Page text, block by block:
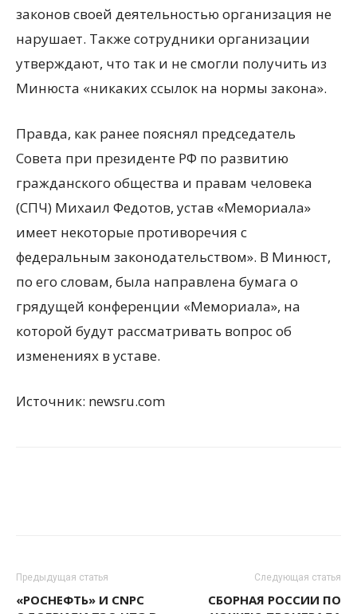
законов своей деятельностью организация не
нарушает. Также сотрудники организации
утверждают, что так и не смогли получить из
Минюста «никаких ссылок на нормы закона».
Правда, как ранее пояснял председатель
Совета при президенте РФ по развитию
гражданского общества и правам человека
(СПЧ) Михаил Федотов, устав «Мемориала»
имеет некоторые противоречия с
федеральным законодательством». В Минюст,
по его словам, была направлена бумага о
грядущей конференции «Мемориала», на
которой будут рассматривать вопрос об
изменениях в уставе.
Источник: newsru.com
Предыдущая статья
«РОСНЕФТЬ» И CNPC
Следующая статья
СБОРНАЯ РОССИИ ПО